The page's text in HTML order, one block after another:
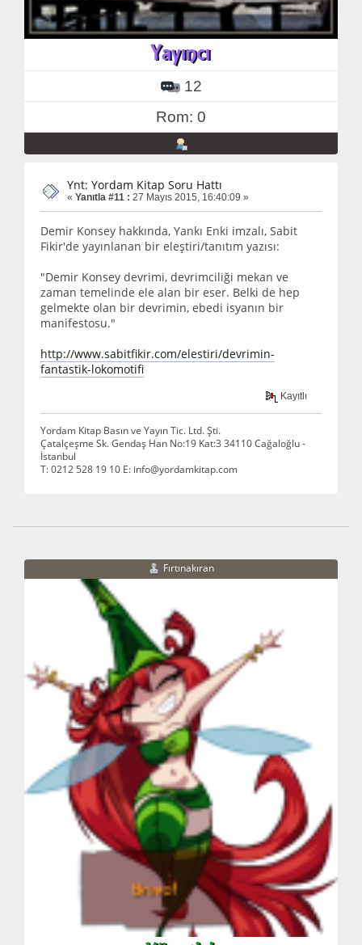
12
Rom: 0
Ynt: Yordam Kitap Soru Hattı
« Yanıtla #11 : 27 Mayıs 2015, 16:40:09 »
Demir Konsey hakkında, Yankı Enki imzalı, Sabit
Fikir'de yayınlanan bir eleştiri/tanıtım yazısı:
"Demir Konsey devrimi, devrimciliği mekan ve
zaman temelinde ele alan bir eser. Belki de hep
gelmekte olan bir devrimin, ebedi isyanın bir
manifestosu."
http://www.sabitfikir.com/elestiri/devrimin-
fantastik-lokomotifi
Kayıtlı
Yordam Kitap Basın ve Yayın Tic. Ltd. Şti.
Çatalçeşme Sk. Gendaş Han No:19 Kat:3 34110 Cağaloğlu -
İstanbul
T: 0212 528 19 10 E: info@yordamkitap.com
Fırtınakıran